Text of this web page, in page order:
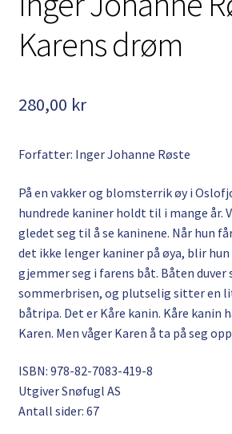
Kontakt
Min side
My Account
Personvernerklæring
Karens drøm
280,00 kr
Forfatter: Inger Johanne Røste
På en vakker og blomsterrik øy i
hundrede kaniner holdt til i mange år.
gledet seg til å se kaninene. Når hun
det ikke lenger kaniner på øya, blir
gjemmer seg i farens båt. Båten duver
sommerbrisen, og plutselig sitter en
båtripa. Det er Kåre kanin. Kåre kanin
Karen. Men våger Karen å ta på seg
ISBN: 978-82-7083-419-8
Utgiver Snøfugl AS
Antall sider: 67